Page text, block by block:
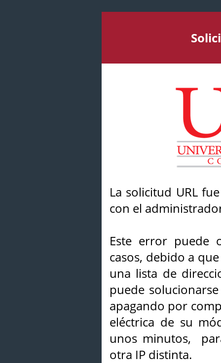
La solicitud URL
con el
Este error puede
casos, debido a
una lista de
puede
apagando por
eléctrica de su
unos minutos,
otra IP distinta.